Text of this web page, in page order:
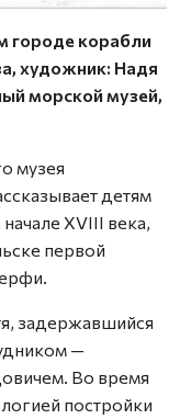
городе корабли
художник: Надя
морской музей,
музея
детям
XVIII века,
первой
задержавшийся
—
Во время
постройки